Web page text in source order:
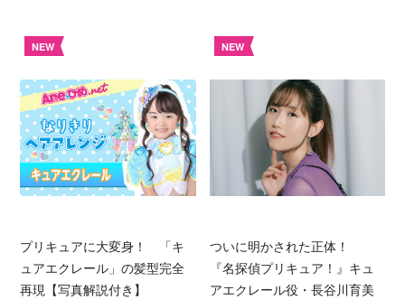
NEW
プリキュアに大変身！ 「キ
ュアエクレール」の髪型完全
再現【写真解説付き】
NEW
ついに明かされた正体！
『名探偵プリキュア！』キュ
アエクレール役・長谷川育美